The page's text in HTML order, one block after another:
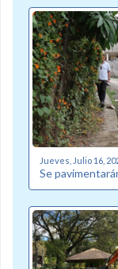
Jueves, Julio 16,
Se